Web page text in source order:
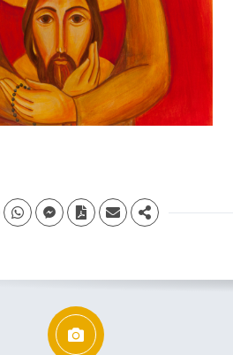
whatsappfacebook messenger
PDF EmailShare